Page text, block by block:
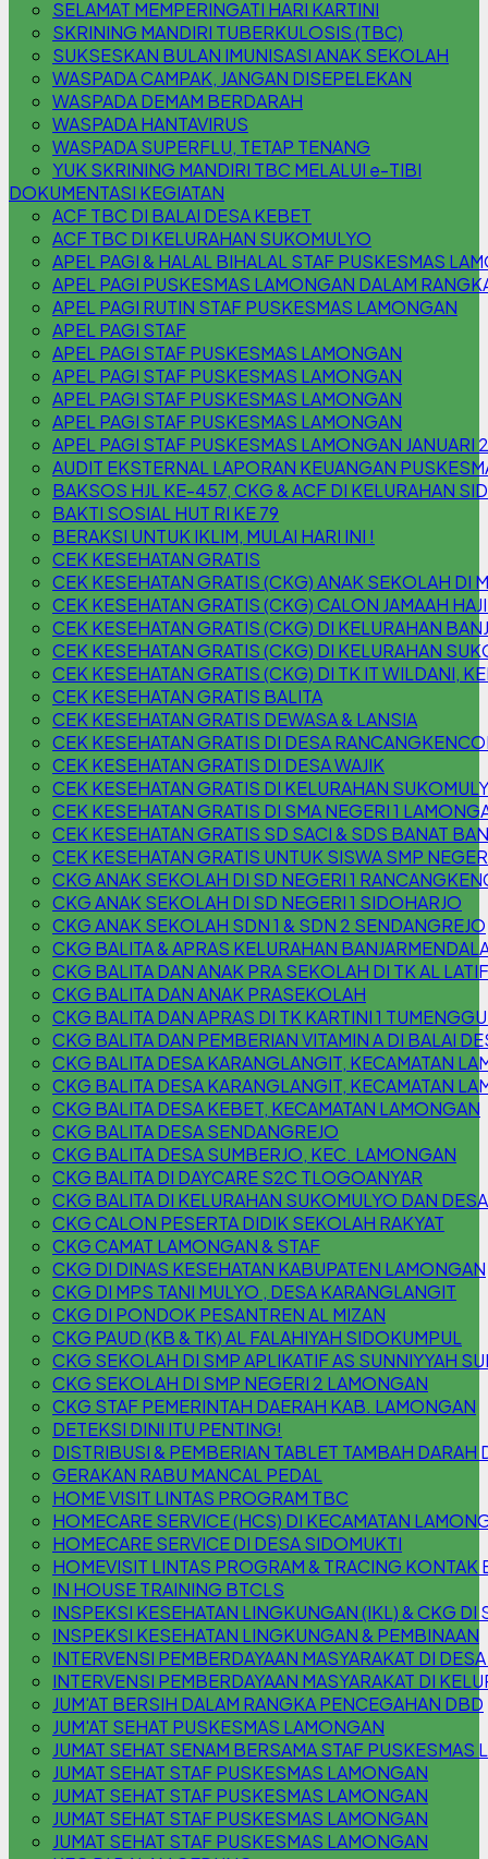
SELAMAT MEMPERINGATI HARI KARTINI
SKRINING MANDIRI TUBERKULOSIS (TBC)
SUKSESKAN BULAN IMUNISASI ANAK SEKOLAH
WASPADA CAMPAK, JANGAN DISEPELEKAN
WASPADA DEMAM BERDARAH
WASPADA HANTAVIRUS
WASPADA SUPERFLU, TETAP TENANG
YUK SKRINING MANDIRI TBC MELALUI e-TIBI
DOKUMENTASI KEGIATAN
ACF TBC DI BALAI DESA KEBET
ACF TBC DI KELURAHAN SUKOMULYO
APEL PAGI & HALAL BIHALAL STAF PUSKESMAS
APEL PAGI PUSKESMAS LAMONGAN DALAM
APEL PAGI RUTIN STAF PUSKESMAS LAMONGAN
APEL PAGI STAF
APEL PAGI STAF PUSKESMAS LAMONGAN
APEL PAGI STAF PUSKESMAS LAMONGAN
APEL PAGI STAF PUSKESMAS LAMONGAN
APEL PAGI STAF PUSKESMAS LAMONGAN
APEL PAGI STAF PUSKESMAS LAMONGAN JANUARI
AUDIT EKSTERNAL LAPORAN KEUANGAN
BAKSOS HJL KE-457, CKG & ACF DI KELURAHAN
BAKTI SOSIAL HUT RI KE 79
BERAKSI UNTUK IKLIM, MULAI HARI INI !
CEK KESEHATAN GRATIS
CEK KESEHATAN GRATIS (CKG) ANAK SEKOLAH DI
CEK KESEHATAN GRATIS (CKG) CALON JAMAAH
CEK KESEHATAN GRATIS (CKG) DI KELURAHAN
CEK KESEHATAN GRATIS (CKG) DI KELURAHAN
CEK KESEHATAN GRATIS (CKG) DI TK IT WILDANI,
CEK KESEHATAN GRATIS BALITA
CEK KESEHATAN GRATIS DEWASA & LANSIA
CEK KESEHATAN GRATIS DI DESA
CEK KESEHATAN GRATIS DI DESA WAJIK
CEK KESEHATAN GRATIS DI KELURAHAN
CEK KESEHATAN GRATIS DI SMA NEGERI 1
CEK KESEHATAN GRATIS SD SACI & SDS BANAT
CEK KESEHATAN GRATIS UNTUK SISWA SMP
CKG ANAK SEKOLAH DI SD NEGERI 1
CKG ANAK SEKOLAH DI SD NEGERI 1 SIDOHARJO
CKG ANAK SEKOLAH SDN 1 & SDN 2 SENDANGREJO
CKG BALITA & APRAS KELURAHAN
CKG BALITA DAN ANAK PRA SEKOLAH DI TK AL
CKG BALITA DAN ANAK PRASEKOLAH
CKG BALITA DAN APRAS DI TK KARTINI 1
CKG BALITA DAN PEMBERIAN VITAMIN A DI BALAI
CKG BALITA DESA KARANGLANGIT, KECAMATAN
CKG BALITA DESA KARANGLANGIT, KECAMATAN
CKG BALITA DESA KEBET, KECAMATAN LAMONGAN
CKG BALITA DESA SENDANGREJO
CKG BALITA DESA SUMBERJO, KEC. LAMONGAN
CKG BALITA DI DAYCARE S2C TLOGOANYAR
CKG BALITA DI KELURAHAN SUKOMULYO DAN
CKG CALON PESERTA DIDIK SEKOLAH RAKYAT
CKG CAMAT LAMONGAN & STAF
CKG DI DINAS KESEHATAN KABUPATEN LAMONGAN
CKG DI MPS TANI MULYO , DESA KARANGLANGIT
CKG DI PONDOK PESANTREN AL MIZAN
CKG PAUD (KB & TK) AL FALAHIYAH SIDOKUMPUL
CKG SEKOLAH DI SMP APLIKATIF AS SUNNIYYAH
CKG SEKOLAH DI SMP NEGERI 2 LAMONGAN
CKG STAF PEMERINTAH DAERAH KAB. LAMONGAN
DETEKSI DINI ITU PENTING!
DISTRIBUSI & PEMBERIAN TABLET TAMBAH DARAH
GERAKAN RABU MANCAL PEDAL
HOME VISIT LINTAS PROGRAM TBC
HOMECARE SERVICE (HCS) DI KECAMATAN
HOMECARE SERVICE DI DESA SIDOMUKTI
HOMEVISIT LINTAS PROGRAM & TRACING KONTAK
IN HOUSE TRAINING BTCLS
INSPEKSI KESEHATAN LINGKUNGAN (IKL) & CKG DI
INSPEKSI KESEHATAN LINGKUNGAN & PEMBINAAN
INTERVENSI PEMBERDAYAAN MASYARAKAT DI
INTERVENSI PEMBERDAYAAN MASYARAKAT DI
JUM'AT BERSIH DALAM RANGKA PENCEGAHAN DBD
JUM'AT SEHAT PUSKESMAS LAMONGAN
JUMAT SEHAT SENAM BERSAMA STAF PUSKESMAS
JUMAT SEHAT STAF PUSKESMAS LAMONGAN
JUMAT SEHAT STAF PUSKESMAS LAMONGAN
JUMAT SEHAT STAF PUSKESMAS LAMONGAN
JUMAT SEHAT STAF PUSKESMAS LAMONGAN